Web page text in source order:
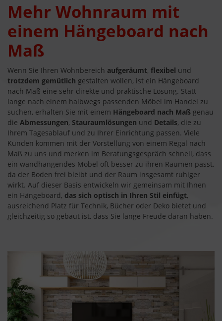
Mehr Wohnraum mit
einem Hängeboard nach
Maß
Wenn Sie Ihren Wohnbereich aufgeräumt, flexibel und
trotzdem gemütlich gestalten wollen, ist ein Hängeboard
nach Maß eine sehr direkte und praktische Lösung. Statt
lange nach einem halbwegs passenden Möbel im Handel zu
suchen, erhalten Sie mit einem Hängeboard nach Maß genau
die Abmessungen, Stauraumlösungen und Details, die zu
Ihrem Tagesablauf und zu Ihrer Einrichtung passen. Viele
Kunden kommen mit der Vorstellung von einem Regal nach
Maß zu uns und merken im Beratungsgespräch schnell, dass
ein wandhängendes Möbel oft besser zu ihren Räumen passt,
da der Boden frei bleibt und der Raum insgesamt ruhiger
wirkt. Auf dieser Basis entwickeln wir gemeinsam mit Ihnen
ein Hängeboard, das sich optisch in Ihren Stil einfügt,
ausreichend Platz für Technik, Bücher oder Deko bietet und
gleichzeitig so gebaut ist, dass Sie lange Freude daran haben.